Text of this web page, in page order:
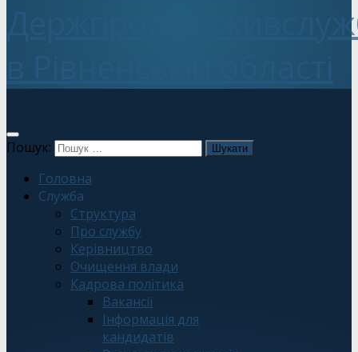
Пошук:
Головна
Служба
Структура
Про службу
Керівництво
Очищення влади
Кадрова політика
Вакансії
Інформація для
кандидатів